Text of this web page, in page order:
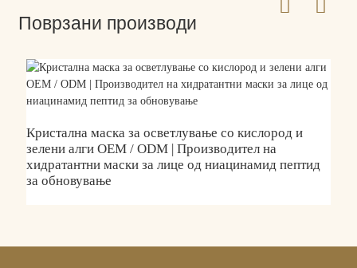
Поврзани производи
Кристална маска за осветлување со кислород и
зелени алги OEM / ODM | Производител на
хидратантни маски за лице од ниацинамид пептид
за обновување